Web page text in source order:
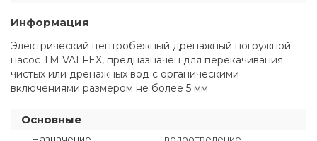
Информация
Электрический центробежный дренажный погружной
насос ТМ VALFEX, предназначен для перекачивания
чистых или дренажных вод с органическими
включениями размером не более 5 мм.
Основные